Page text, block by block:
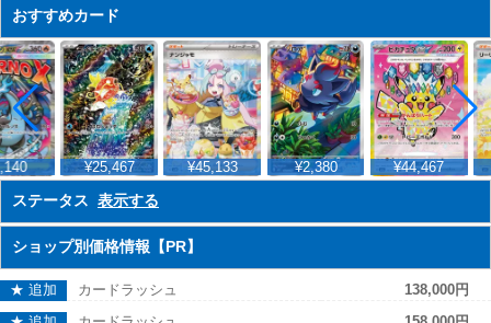
おすすめカード
¥25,467 ¥45,133 ¥2,380 ¥44,467
ステータス 表示する
ショップ別価格情報【PR】
★ 追加 カードラッシュ
138,000円